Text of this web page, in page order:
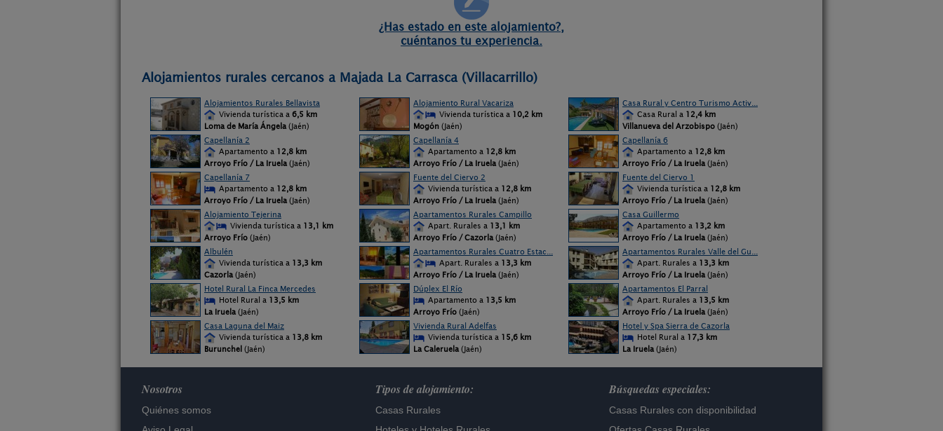
¿Has estado en este alojamiento?,
cuéntanos tu experiencia.
Alojamientos rurales cercanos a Majada La Carrasca (Villacarrillo)
Alojamientos Rurales Bellavista
Vivienda turística a 6,5 km
Loma de María Ángela (Jaén)
Alojamiento Rural Vacariza
Vivienda turística a 10,2 km
Mogón (Jaén)
Casa Rural y Centro Turismo Activ...
Casa Rural a 12,4 km
Villanueva del Arzobispo (Jaén)
Capellanía 2
Apartamento a 12,8 km
Arroyo Frío / La Iruela (Jaén)
Capellanía 4
Apartamento a 12,8 km
Arroyo Frío / La Iruela (Jaén)
Capellanía 6
Apartamento a 12,8 km
Arroyo Frío / La Iruela (Jaén)
Capellanía 7
Apartamento a 12,8 km
Arroyo Frío / La Iruela (Jaén)
Fuente del Ciervo 2
Vivienda turística a 12,8 km
Arroyo Frío / La Iruela (Jaén)
Fuente del Ciervo 1
Vivienda turística a 12,8 km
Arroyo Frío / La Iruela (Jaén)
Alojamiento Tejerina
Vivienda turística a 13,1 km
Arroyo Frío (Jaén)
Apartamentos Rurales Campillo
Apart. Rurales a 13,1 km
Arroyo Frío / Cazorla (Jaén)
Casa Guillermo
Apartamento a 13,2 km
Arroyo Frío / La Iruela (Jaén)
Albulén
Vivienda turística a 13,3 km
Cazorla (Jaén)
Apartamentos Rurales Cuatro Estac...
Apart. Rurales a 13,3 km
Arroyo Frío / La Iruela (Jaén)
Apartamentos Rurales Valle del Gu...
Apart. Rurales a 13,3 km
Arroyo Frío / La Iruela (Jaén)
Hotel Rural La Finca Mercedes
Hotel Rural a 13,5 km
La Iruela (Jaén)
Dúplex El Río
Apartamento a 13,5 km
Arroyo Frío (Jaén)
Apartamentos El Parral
Apart. Rurales a 13,5 km
Arroyo Frío / La Iruela (Jaén)
Casa Laguna del Maiz
Vivienda turística a 13,8 km
Burunchel (Jaén)
Vivienda Rural Adelfas
Vivienda turística a 15,6 km
La Caleruela (Jaén)
Hotel y Spa Sierra de Cazorla
Hotel Rural a 17,3 km
La Iruela (Jaén)
Nosotros
Quiénes somos
Tipos de alojamiento:
Casas Rurales
Búsquedas especiales:
Casas Rurales con disponibilidad